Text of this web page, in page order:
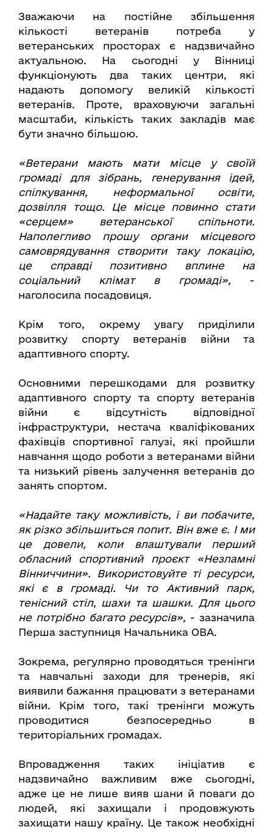
Зважаючи на постійне збільшення
кількості ветеранів потреба у
ветеранських просторах є надзвичайно
актуальною. На сьогодні у Вінниці
функціонують два таких центри, які
надають допомогу великій кількості
ветеранів. Проте, враховуючи загальні
масштаби, кількість таких закладів має
бути значно більшою.
«Ветерани мають мати місце у своїй
громаді для зібрань, генерування ідей,
спілкування, неформальної освіти,
дозвілля тощо. Це місце повинно стати
«серцем» ветеранської спільноти.
Наполегливо прошу органи місцевого
самоврядування створити таку локацію,
це справді позитивно вплине на
соціальний клімат в громаді», -
наголосила посадовиця.
Крім того, окрему увагу приділили
розвитку спорту ветеранів війни та
адаптивного спорту.
Основними перешкодами для розвитку
адаптивного спорту та спорту ветеранів
війни є відсутність відповідної
інфраструктури, нестача кваліфікованих
фахівців спортивної галузі, які пройшли
навчання щодо роботи з ветеранами війни
та низький рівень залучення ветеранів до
занять спортом.
«Надайте таку можливість, і ви побачите,
як різко збільшиться попит. Він вже є. І ми
це довели, коли влаштували перший
обласний спортивний проєкт «Незламні
Вінниччини». Використовуйте ті ресурси,
які є в громаді. Чи то Активний парк,
тенісний стіл, шахи та шашки. Для цього
не потрібно багато ресурсів», - зазначила
Перша заступниця Начальника ОВА.
Зокрема, регулярно проводяться тренінги
та навчальні заходи для тренерів, які
виявили бажання працювати з ветеранами
війни. Крім того, такі тренінги можуть
проводитися безпосередньо в
територіальних громадах.
Впровадження таких ініціатив є
надзвичайно важливим вже сьогодні,
адже це не лише вияв шани й поваги до
людей, які захищали і продовжують
захищати нашу країну. Це також необхідні